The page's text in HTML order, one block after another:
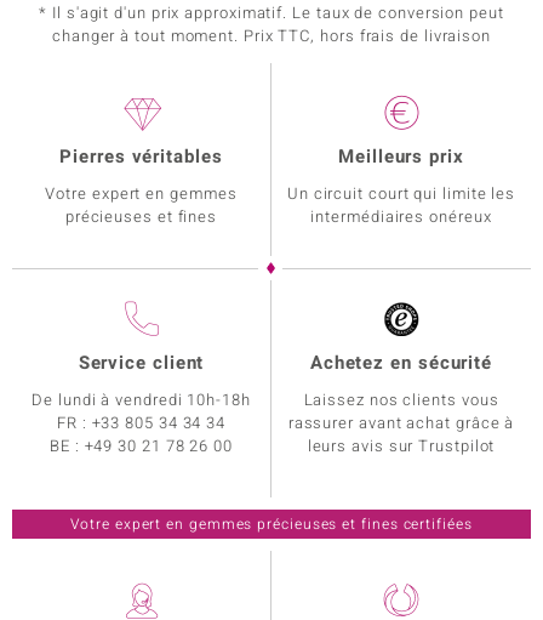
* Il s'agit d'un prix approximatif. Le taux de conversion peut
changer à tout moment. Prix TTC, hors frais de livraison
Pierres véritables
Votre expert en gemmes
précieuses et fines
Meilleurs prix
Un circuit court qui limite les
intermédiaires onéreux
Service client
De lundi à vendredi 10h-18h
FR : +33 805 34 34 34
BE : +49 30 21 78 26 00
Achetez en sécurité
Laissez nos clients vous
rassurer avant achat grâce à
leurs avis sur Trustpilot
Votre expert en gemmes précieuses et fines certifiées